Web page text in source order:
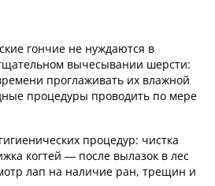
гончие не нуждаются в
вычесывании шерсти:
проглаживать их влажной
процедуры проводить по мере
процедур: чистка
когтей — после вылазок в лес
лап на наличие ран, трещин и